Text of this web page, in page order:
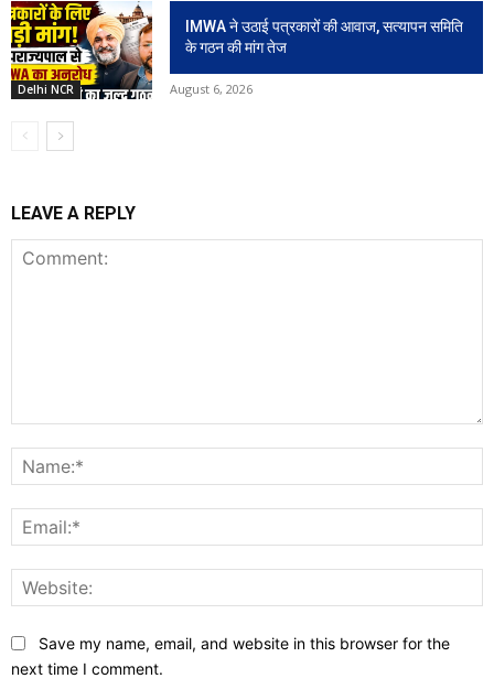
Delhi NCR
IMWA ने उठाई पत्रकारों की आवाज, सत्यापन समिति
के गठन की मांग तेज
August 6, 2026
LEAVE A REPLY
Save my name, email, and website in this browser for the
next time I comment.